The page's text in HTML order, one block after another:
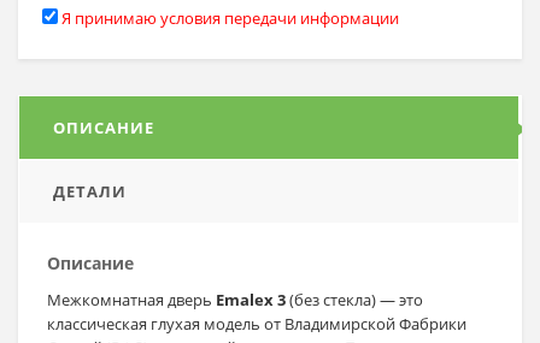
Я принимаю условия передачи информации
ОПИСАНИЕ
ДЕТАЛИ
Описание
Межкомнатная дверь Emalex 3(без стекла) — это
классическая глухая модель от Владимирской Фабрики